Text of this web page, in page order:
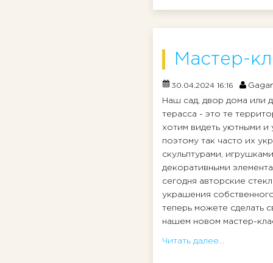
Мастер-
30.04.2024 16:16
Наш сад, двор дома или
терасса - это те
хотим видеть уютными и
поэтому так часто их
скульптурами,
декоративными
сегодня авторские
украшения
теперь можете сделать
нашем новом мастер-
Читать далее...